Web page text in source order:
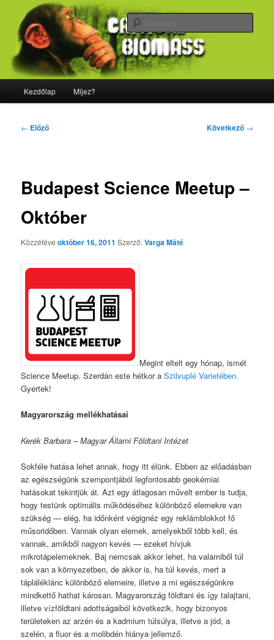
elsődleges
tartalomraCriticalBiomass
Majdnem minden, ami biológia
Kezdőlap Mijez?
Bejegyzés
← Előző Következő →
Budapest Science Meetup –
Október
Közzétéveoktóber 16, 2011 Szerző:Varga Máté
Megint eltelt egy hónap, ismét
Science Meetup. Szerdán este hétkor aSzilvuplé Varietében.
Gyertek!
Magyarország mellékhatásai
Kerék Barbara – Magyar Állami Földtani Intézet
Sokféle hatása lehet annak, hogy itt élünk. Ebben az előadásban
az egészségünk szempontjából legfontosabb geokémiai
hatásokat tekintjük át. Azt egy átlagosan művelt ember is tudja,
hogy testünk optimális működéséhez különböző elemekre van
szükség — elég, ha időnként végignéz egy reklámblokkot fő
műsoridőben. Vannak olyan elemek, amelyekből több kell, és
vannak, amikből nagyon kevés — ezeket hívjuk
mikrotápelemeknek. Baj nemcsak akkor lehet, ha valamiből túl
sok van a környezetben, de akkor is, ha túl kevés, mert a
tápláléklánc különböző elemeire, illetve a mi egészségünkre
mindkettő hathat károsan. Magyarország földtani és így talajtani,
illetve vízföldtani adottságaiból következik, hogy bizonyos
területeken az arzén és a kadmium túlsúlya, illetve a jód, a
szelén, a fluor és a molibdén hiánya jellemző.